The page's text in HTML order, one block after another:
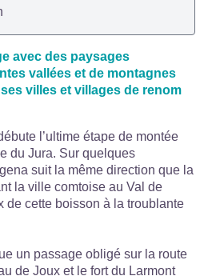
avec des paysages
vallées et de montagnes
villes et villages de renom
l’ultime étape de montée
du Jura. Sur quelques
suit la même direction que la
la ville comtoise au Val de
de cette boisson à la troublante
un passage obligé sur la route
de Joux et le fort du Larmont